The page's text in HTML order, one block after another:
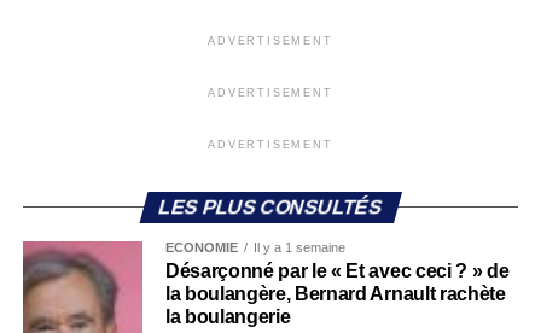
ADVERTISEMENT
ADVERTISEMENT
ADVERTISEMENT
LES PLUS CONSULTÉS
ECONOMIE Il y a 1 semaine
Désarçonné par le « Et avec ceci ? » de
la boulangère, Bernard Arnault rachète
la boulangerie